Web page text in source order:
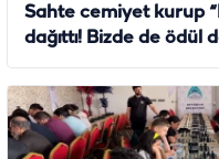
Sahte cemiyet kurup
dağıttı! Bizde de ödül